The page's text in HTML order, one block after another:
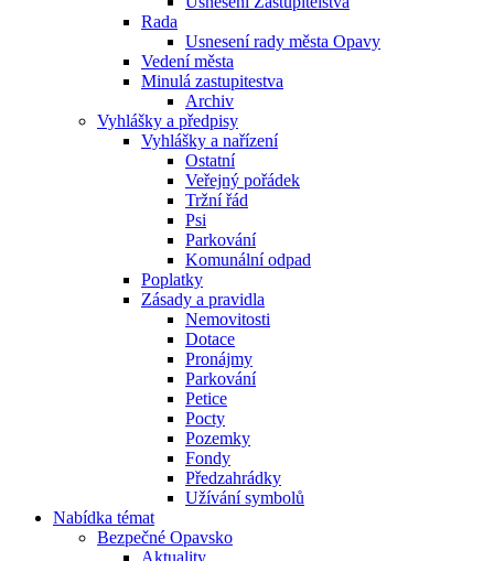
Rada
Usnesení rady města Opavy
Vedení města
Minulá zastupitestva
Archiv
Vyhlášky a předpisy
Vyhlášky a nařízení
Ostatní
Veřejný pořádek
Tržní řád
Psi
Parkování
Komunální odpad
Poplatky
Zásady a pravidla
Nemovitosti
Dotace
Pronájmy
Parkování
Petice
Pocty
Pozemky
Fondy
Předzahrádky
Užívání symbolů
Nabídka témat
Bezpečné Opavsko